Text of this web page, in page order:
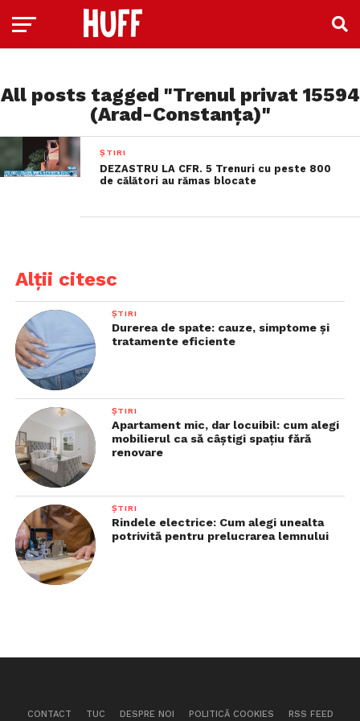
All posts tagged "Trenul privat 15594
(Arad-Constanța)"
ȘTIRI
DEZASTRU LA CFR. 5 Trenuri cu peste 800
de călători au rămas blocate
Alții citesc
ȘTIRI
Durerea de spate: cauze, simptome și
tratamente eficiente
ȘTIRI
Apartament mic, dar locuibil: cum alegi
mobilierul ca să câștigi spațiu fără
renovare
ȘTIRI
Rindele electrice: Cum alegi unealta
potrivită pentru prelucrarea lemnului
CONTACT TUC DESPRE NOI POLITICĂ COOKIES RSS FEED